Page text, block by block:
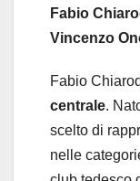
Fabio
Vincenzo
Fabio
centrale.
scelto di
nelle